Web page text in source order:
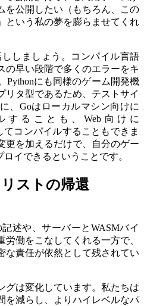
を公開したい（もちろん、この
という私の夢を膨らませてくれ
しましょう。コンパイル言語
の早い段階で多くのエラーをキ
Pythonにも同様のゲーム開発機
リタ型であるため、テストサイ
、Goはローカルマシン向けに
ることも、Web向けに
てコンパイルすることもできま
更を加えるだけで、自分のゲー
イできるということです。
ストの帰還
述や、サーバーとWASMバイ
働をこなしてくれる一方で、
な責任が依然として残されてい
グは変化しています。私たちは
を減らし、よりハイレベルなパ